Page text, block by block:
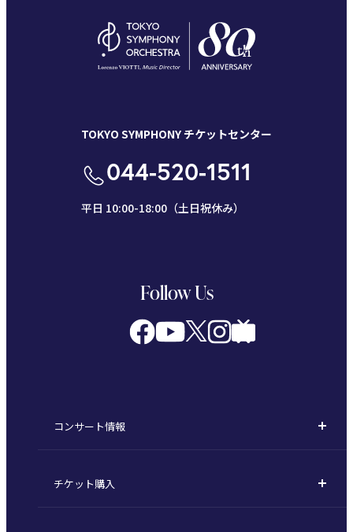
TOKYO SYMPHONY チケットセンター
044-520-1511
平日 10:00-18:00（土日祝休み）
Follow Us
コンサート情報
定期演奏会
チケット購入